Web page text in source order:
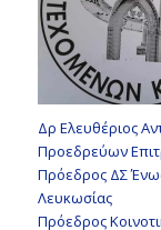
Δρ Ελευθέριος
Προεδρεύων
Πρόεδρος ΔΣ
Λευκωσίας
Πρόεδρος